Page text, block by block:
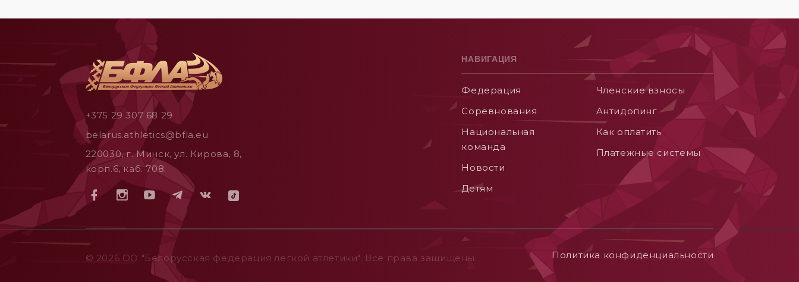
+375 29 307 68 29
belarus.athletics@bfla.eu
220030, г. Минск, ул. Кирова, 8,
корп.6, каб. 708.
НАВИГАЦИЯ
Федерация
Соревнования
Национальная
команда
Новости
Детям
Членские взносы
Aнтидопинг
Как оплатить
Платежные системы
© 2026 ОO "Белорусская федерация легкой атлетики". Все права защищены. Политика конфиденциальности